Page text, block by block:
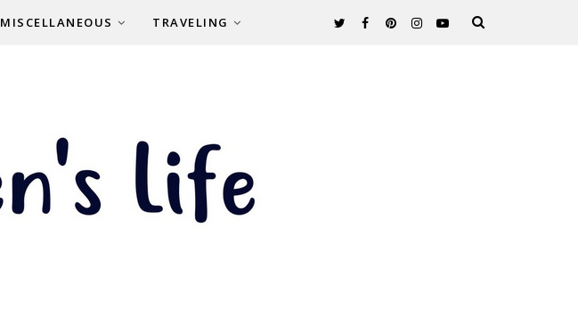
MISCELLANEOUS TRAVELING